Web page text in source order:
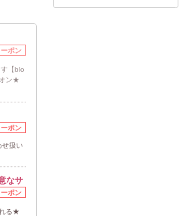
ポン
【blo
ン★
ポン
せ扱い
なサ
ポン
る★